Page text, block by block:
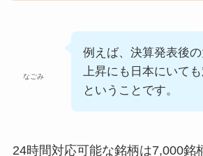
なごみ
例えば、決算発表後
上昇にも日本にいて
ということです。
24時間対応可能な銘柄は7,000銘